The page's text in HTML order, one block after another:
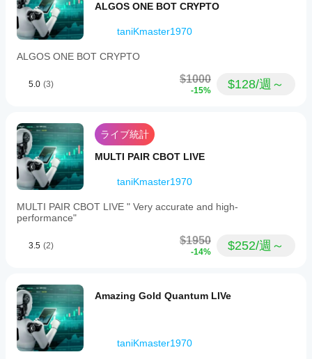
でき
ま
す。
ーカ
ーの
件、
スプ
ド、
って
異な
る場
合が
あり
ま
す。
ボッ
ご自
スト
する
こと
で、
実際
ALGOS ONE BOT CRYPTO
taniKmaster1970
ALGOS ONE BOT CRYPTO
5.0 (3) $1000
-15% $128/週～
ライブ統計
MULTI PAIR CBOT LIVE
taniKmaster1970
MULTI PAIR CBOT LIVE " Very accurate and high-
performance"
3.5 (2) $1950
-14% $252/週～
Amazing Gold Quantum LIVe
taniKmaster1970